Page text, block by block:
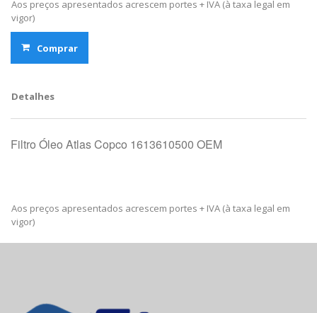
Aos preços apresentados acrescem portes + IVA (à taxa legal em
vigor)
Comprar
Detalhes
Filtro Óleo Atlas Copco 1613610500 OEM
Aos preços apresentados acrescem portes + IVA (à taxa legal em
vigor)